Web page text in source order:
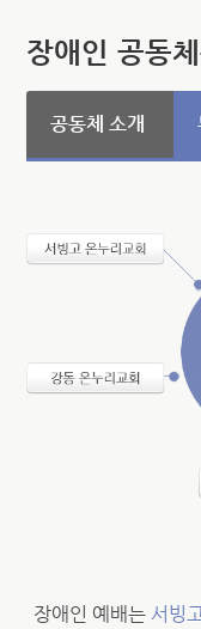
장애인 공동
공동체 소개
장애인 예배는 서빙